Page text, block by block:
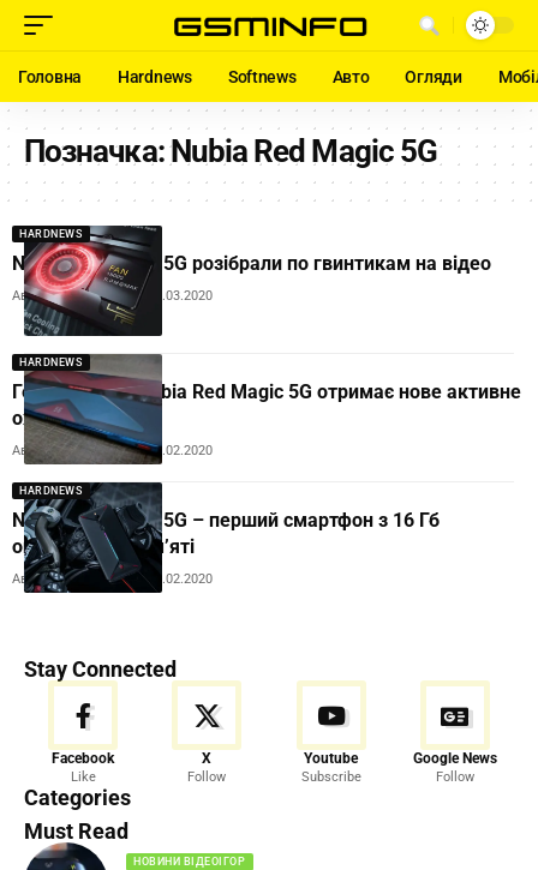
Головна Hardnews Softnews Авто Огляди
Позначка:Nubia Red Magic 5G
HARDNEWS
Nubia Red Magic 5G розібрали по гвинтикам на відео
Автор:Andrew Orobets 31.03.2020
HARDNEWS
Геймерський Nubia Red Magic 5G отримає нове активне
охолодження
Автор: Andrew Orobets29.02.2020
HARDNEWS
Nubia Red Magic 5G – перший смартфон з 16 Гб
оперативної пам’яті
Автор:Andrew Orobets 17.02.2020
Stay Connected
Facebook
Like
X
Follow
Youtube
Subscribe
Google News
Follow
Categories
Must Read
НОВИНИ ВІДЕОІГОР